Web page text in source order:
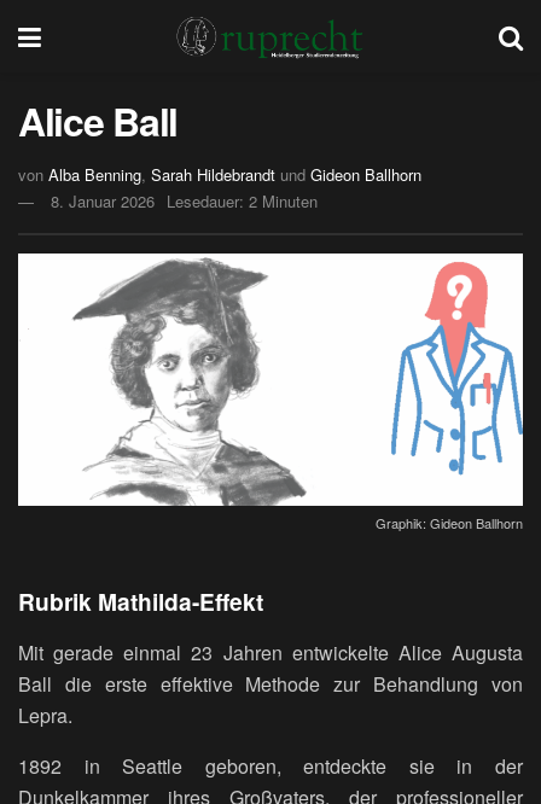
Alice Ball
von Alba Benning, Sarah Hildebrandt und Gideon Ballhorn
8. Januar 2026 Lesedauer: 2 Minuten
Graphik: Gideon Ballhorn
Rubrik Mathilda-Effekt
Mit gerade einmal 23 Jahren entwickelte Alice Augusta
Ball die erste effektive Methode zur Behandlung von
Lepra.
1892 in Seattle geboren, entdeckte sie in der
Dunkelkammer ihres Großvaters, der professioneller